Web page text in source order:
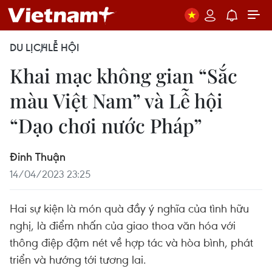
DU LỊCHLỄ HỘI
Khai mạc không gian “Sắc
màu Việt Nam” và Lễ hội
“Dạo chơi nước Pháp”
Đinh Thuận
14/04/2023 23:25
Hai sự kiện là món quà đầy ý nghĩa của tình hữu
nghị, là điểm nhấn của giao thoa văn hóa với
thông điệp đậm nét về hợp tác và hòa bình, phát
triển và hướng tới tương lai.